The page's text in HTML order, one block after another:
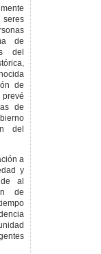
de
del
de
de
del
a
y
de al
de